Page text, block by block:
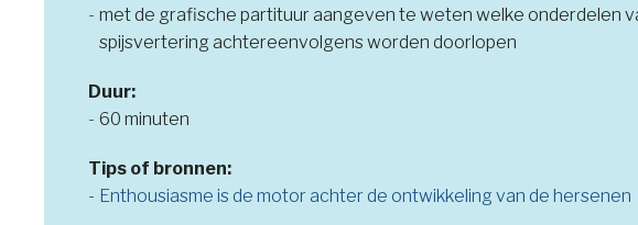
met de grafische partituur aangeven te weten welke onderdelen
spijsvertering achtereenvolgens worden doorlopen
Duur:
60 minuten
Tips of bronnen:
Enthousiasme is de motor achter de ontwikkeling van de hersenen